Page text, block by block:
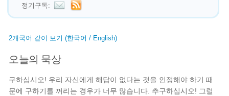
정기구독:
2개국어 같이 보기 (한국어 / English)
오늘의 묵상
구하십시오! 우리 자신에게 해답이 없다는 것을 인정해야 하기 때
문에 구하기를 꺼리는 경우가 너무 많습니다. 추구하십시오! 그럴